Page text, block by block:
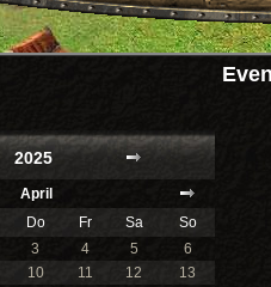
2025
April
Do Fr Sa
So
3 4 5
6
10 11 12
13